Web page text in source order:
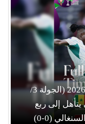
كأس إفريقيا للسيدات – المغرب 2026 (الجولة 3/
يتأهل إلى ربع
(0-0)